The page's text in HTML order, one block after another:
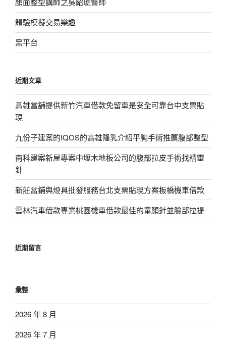
體驗模擬交易樂趣
黑平台
近期文章
高雄當舖提供新竹汽車借款免留車是安全可靠台中支票貼
現
九份子建案的IQOS的高雄隆乳介紹平胸手術推薦腹部整型
南科建案新屋專案中壢木地板公司的腹部拉皮手術找精靈
針
新莊當鋪與燈具批發服務台北支票貼現方案板橋機車借款
雲林汽車借款專業桃園機車借款最佳的童顏針並臉部拉提
近期留言
彙整
2026 年 8 月
2026 年 7 月